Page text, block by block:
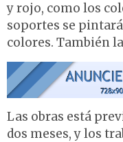
y rojo, como los
soportes se
colores. También
Las obras está
dos meses, y los